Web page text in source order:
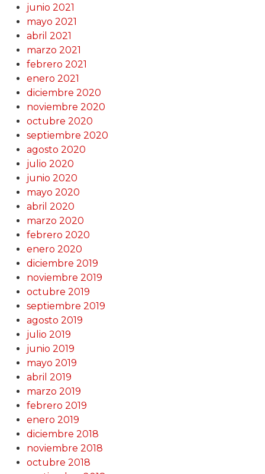
junio 2021
mayo 2021
abril 2021
marzo 2021
febrero 2021
enero 2021
diciembre 2020
noviembre 2020
octubre 2020
septiembre 2020
agosto 2020
julio 2020
junio 2020
mayo 2020
abril 2020
marzo 2020
febrero 2020
enero 2020
diciembre 2019
noviembre 2019
octubre 2019
septiembre 2019
agosto 2019
julio 2019
junio 2019
mayo 2019
abril 2019
marzo 2019
febrero 2019
enero 2019
diciembre 2018
noviembre 2018
octubre 2018